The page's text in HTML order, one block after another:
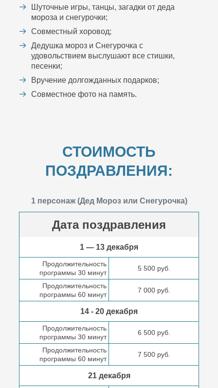
Шуточные игры, танцы, загадки от деда
мороза и снегурочки;
Совместный хоровод;
Дедушка мороз и Снегурочка с
удовольствием выслушают все стишки,
песенки;
Вручение долгожданных подарков;
Совместное фото на память.
СТОИМОСТЬ
ПОЗДРАВЛЕНИЯ:
1 персонаж (Дед Мороз или Снегурочка)
Дата поздравления
1 — 13 декабря
Продолжительность
программы 30 минут
5 500 руб.
Продолжительность
программы 60 минут
7 000 руб.
14 - 20 декабря
Продолжительность
программы 30 минут
6 500 руб.
Продолжительность
программы 60 минут
7 500 руб.
21 декабря